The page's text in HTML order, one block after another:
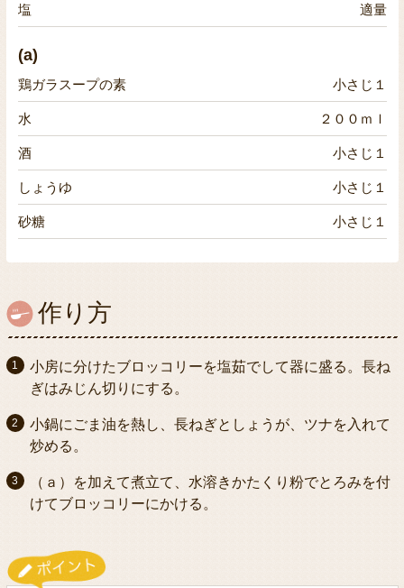
塩 適量
(a)
鶏ガラスープの素 小さじ１
水 ２００ｍｌ
酒 小さじ１
しょうゆ 小さじ１
砂糖 小さじ１
作り方
小房に分けたブロッコリーを塩茹でして器に盛る。長ね
ぎはみじん切りにする。
小鍋にごま油を熱し、長ねぎとしょうが、ツナを入れて
炒める。
（ａ）を加えて煮立て、水溶きかたくり粉でとろみを付
けてブロッコリーにかける。